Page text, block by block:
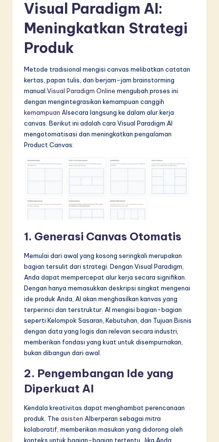
Visual Paradigm AI:
Meningkatkan Strategi
Produk
Metode tradisional mengisi canvas melibatkan catatan
kertas, papan tulis, dan berjam-jam brainstorming
manual.Visual Paradigm Online mengubah proses ini
dengan mengintegrasikan kemampuan canggih
kemampuan AIsecara langsung ke dalam alur kerja
canvas. Berikut ini adalah cara Visual Paradigm AI
mengotomatisasi dan meningkatkan pengalaman
Product Canvas:
1. Generasi Canvas Otomatis
Memulai dari awal yang kosong seringkali merupakan
bagian tersulit dari strategi. Dengan Visual Paradigm,
Anda dapat mempercepat alur kerja secara signifikan.
Dengan hanya memasukkan deskripsi singkat mengenai
ide produk Anda, AI akan menghasilkan kanvas yang
terperinci dan terstruktur. AI mengisi bagian-bagian
seperti Kelompok Sasaran, Kebutuhan, dan Tujuan Bisnis
dengan data yang logis dan relevan secara industri,
memberikan fondasi yang kuat untuk disempurnakan,
bukan dibangun dari awal.
2. Pengembangan Ide yang
Diperkuat AI
Kendala kreativitas dapat menghambat perencanaan
produk. The asisten AIberperan sebagai mitra
kolaboratif, memberikan masukan yang didorong oleh
konteks untuk bagian-bagian tertentu. Jika Anda